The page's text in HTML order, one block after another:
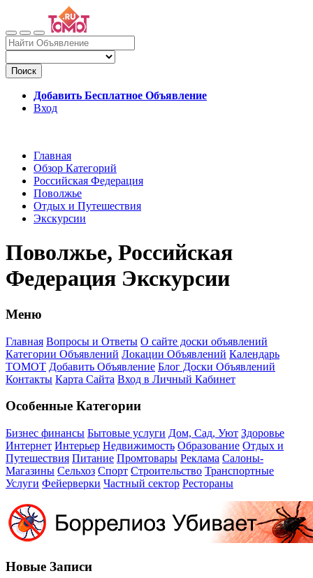
Поиск
Добавить Бесплатное Объявление
Вход
Главная
Обзор Категорий
Российская Федерация
Поволжье
Отдых и Путешествия
Экскурсии
Поволжье, Российская
Федерация Экскурсии
Меню
Главная Вопросы и Ответы О сайте доски объявлений
Категории Объявлений Локации Объявлений Календарь
ТОМОТ Добавить Объявление Блог Доски Объявлений
Контакты Карта Сайта Вход в Личный Кабинет
Особенные Категории
Бизнес финансы Бытовые услуги Дом, Сад, Уют Здоровье
Интернет Интерьер Недвижимость Образование Отдых и
Путешествия Питание Промтовары Реклама Салоны-
Магазины Сельхоз Спорт Строительство Транспортные
Услуги Фейерверки Частный сектор Рестораны
Новые Записи